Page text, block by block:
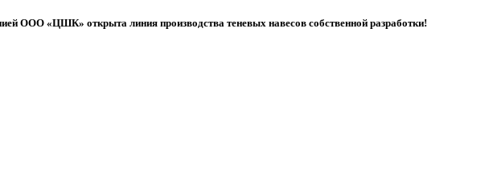
ООО «ЦШК» открыта линия производства теневых навесов собственной разработки!